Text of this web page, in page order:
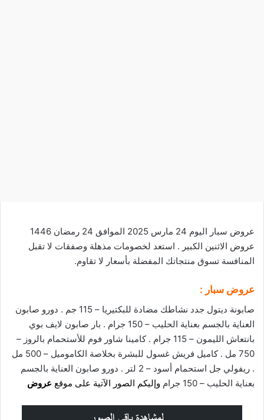
عروض سبار اليوم 24 مارس 2025 الموافق 24 رمضان 1446
عروض الاثنين الكبير . استعد لخصومات مذهلة وصفقات لا تقبل
المنافسة تسوق منتجاتك المفضلة بأسعار لا تقاوم.
عروض سبار :
صابونة ديتول جدد نشاطك مضادة للبكتيريا – 115 جم . دورو صابون
العناية بالجسم بعناية الحليب – 150 جرام . بار صابون لايف بوي
بانتعاش الليمون – 115 جرام . كامينا شاور فوم للأستحمام بالروز –
750 مل . كاميل فريش غسول للبشرة بخلاصة الكاموميل – 500 مل
. ريفولي جل استحمام أسود – 2 لتر . دورو صابون العناية بالجسم
بعناية الحليب – 150 جرام
وإليكم الصور الآتية على موقع عروض